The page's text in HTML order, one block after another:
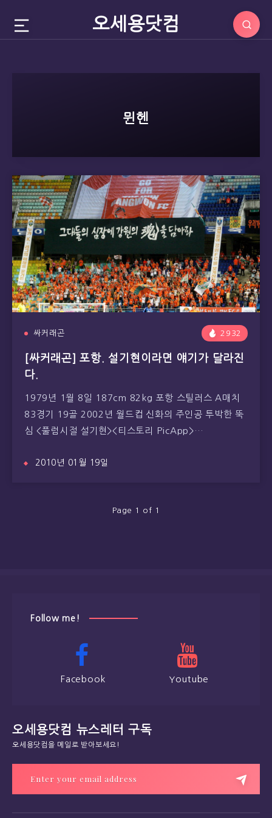
오세용닷컴
뮌헨
싸커래곤 2932
[싸커래곤] 포항. 설기현이라면 얘기가 달라진
다.
1979년 1월 8일 187cm 82kg 포항 스틸러스 A매치
83경기 19골 2002년 월드컵 신화의 주인공 투박한 뚝
심 <풀럼시절 설기현><티스토리 PicApp>…
2010년 01월 19일
Page 1 of 1
Follow me!
Facebook Youtube
오세용닷컴 뉴스레터 구독
오세용닷컴을 메일로 받아보세요!